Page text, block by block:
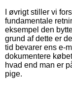
I øvrigt stiller vi
fundamentale
eksempel den
grund af dette er
tid bevarer ens e-
dokumentere
hvad end man er
pige.